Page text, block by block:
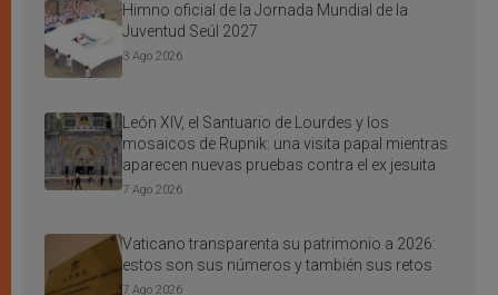
Himno oficial de la Jornada Mundial de la
Juventud Seúl 2027
3 Ago 2026
León XIV, el Santuario de Lourdes y los
mosaicos de Rupnik: una visita papal mientras
aparecen nuevas pruebas contra el ex jesuita
7 Ago 2026
Vaticano transparenta su patrimonio a 2026:
estos son sus números y también sus retos
7 Ago 2026